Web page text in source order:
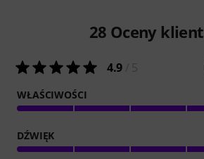
28 Oceny
4.9
WŁAŚCIWOŚCI
DŹWIĘK